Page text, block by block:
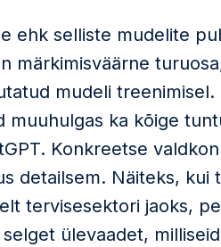
ehk selliste mudelite
märkimisväärne
mudeli
muuhulgas ka kõige
Konkreetse
detailsem. Näiteks, kui
tervisesektori jaoks,
ülevaadet,